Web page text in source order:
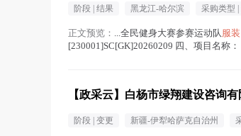
阶段 | 结果 黑龙江-哈尔滨 采购类型 |
正文预览： ...全民健身大赛参赛运动队服装
[230001]SC[GK]20260209 四、项目名称
【政采云】白杨市绿翔建设咨询
阶段 | 变更 新疆-伊犁哈萨克自治州